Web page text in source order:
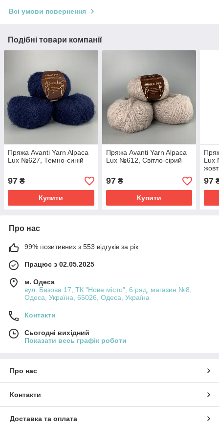
Всі умови повернення
Подібні товари компанії
Пряжа Avanti Yarn Alpaca
Lux №627, Темно-синій
97 ₴
Купити
Пряжа Avanti Yarn Alpaca
Lux №612, Світло-сірий
97₴
Купити
Lux
97
Про нас
99% позитивних з 553 відгуків за рік
Працює з 02.05.2025
м. Одеса
вул. Базова 17, ТК "Нове місто", 6 ряд, магазин №8,
Одеса, Україна, 65026, Одеса, Україна
Контакти
Сьогодні вихідний
Показати весь графік роботи
Про нас
Контакти
Доставка та оплата